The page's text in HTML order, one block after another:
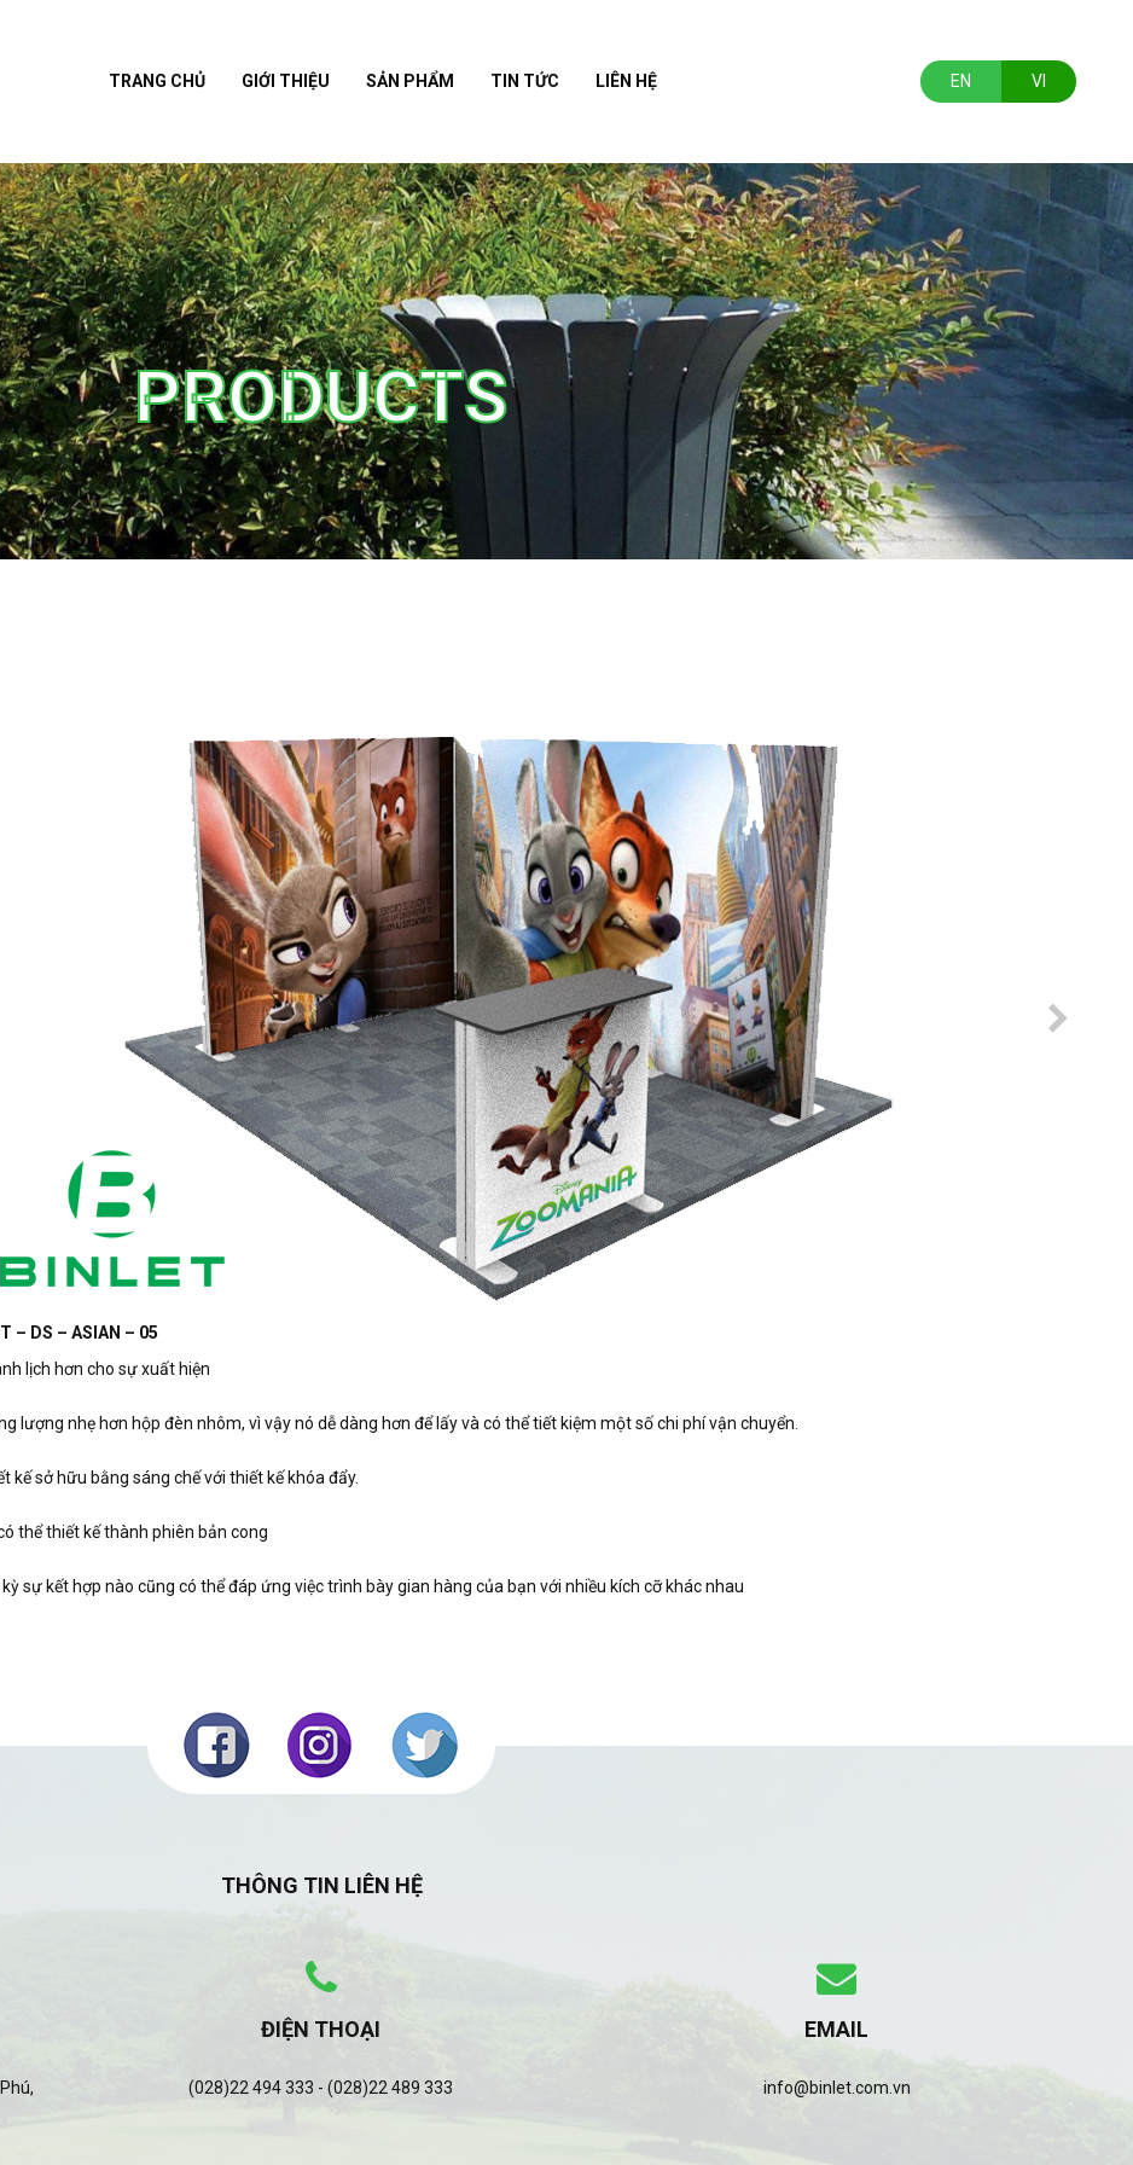
TRANG CHỦ GIỚI THIỆU SẢN PHẨM TIN TỨC LIÊN HỆ EN VI
PRODUCTS
– DS – ASIAN – 05
lịch hơn cho sự xuất hiện
lượng nhẹ hơn hộp đèn nhôm, vì vậy nó dễ dàng hơn để lấy và có thể tiết kiệm một số chi phí vận chuyển.
kế sở hữu bằng sáng chế với thiết kế khóa đẩy.
thể thiết kế thành phiên bản cong
sự kết hợp nào cũng có thể đáp ứng việc trình bày gian hàng của bạn với nhiều kích cỡ khác nhau
THÔNG TIN LIÊN HỆ
ĐIỆN THOẠI
(028)22 494 333 - (028)22 489 333
EMAIL
info@binlet.com.vn